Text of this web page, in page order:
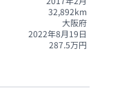
32,892km
大阪府
2022年8月19日
287.5万円